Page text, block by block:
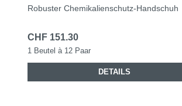
Robuster Chemikalienschutz-Handschuh
CHF 151.30
1 Beutel à 12 Paar
DETAILS